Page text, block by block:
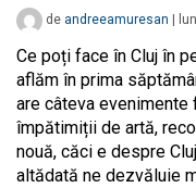
de andreeamuresan
Ce poți face în Cluj în
aflăm în prima
are câteva evenimente
împătimiții de artă,
nouă, căci e despre
altădată ne dezvăluie